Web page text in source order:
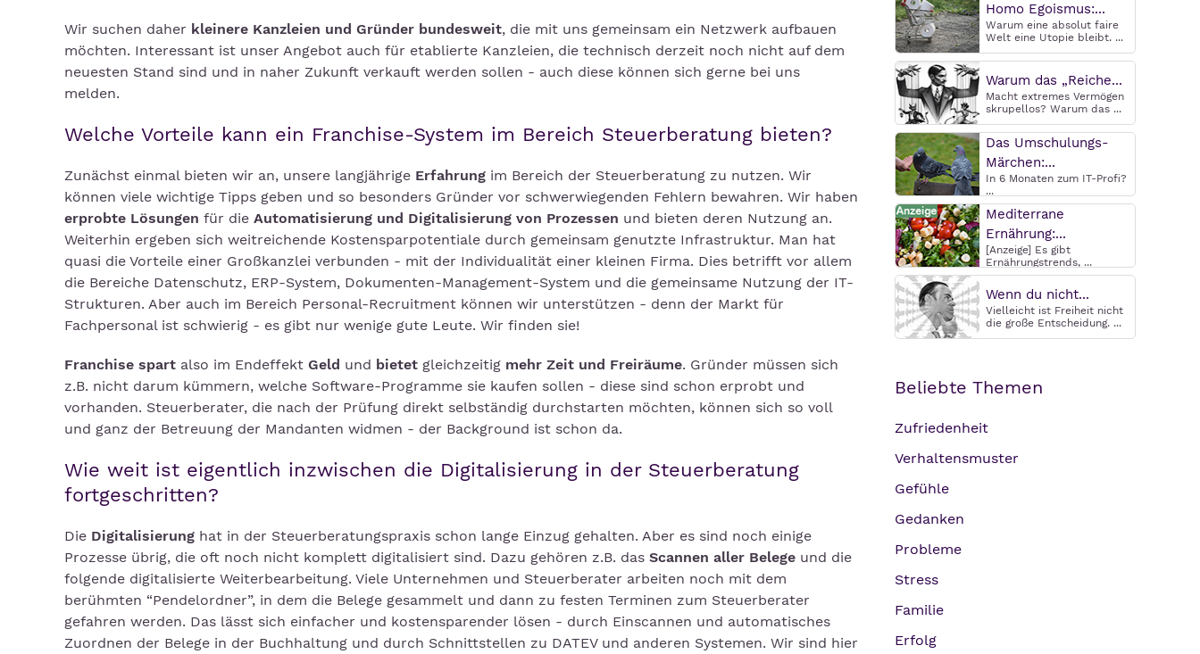
Wir suchen daher kleinere Kanzleien und Gründer bundesweit, die mit uns gemeinsam ein Netzwerk aufbauen
möchten. Interessant ist unser Angebot auch für etablierte Kanzleien, die technisch derzeit noch nicht auf dem
neuesten Stand sind und in naher Zukunft verkauft werden sollen - auch diese können sich gerne bei uns
melden.
Welche Vorteile kann ein Franchise-System im Bereich Steuerberatung bieten?
Zunächst einmal bieten wir an, unsere langjährige Erfahrung im Bereich der Steuerberatung zu nutzen. Wir
können viele wichtige Tipps geben und so besonders Gründer vor schwerwiegenden Fehlern bewahren. Wir haben
erprobte Lösungen für die Automatisierung und Digitalisierung von Prozessen und bieten deren Nutzung an.
Weiterhin ergeben sich weitreichende Kostensparpotentiale durch gemeinsam genutzte Infrastruktur. Man hat
quasi die Vorteile einer Großkanzlei verbunden - mit der Individualität einer kleinen Firma. Dies betrifft vor allem
die Bereiche Datenschutz, ERP-System, Dokumenten-Management-System und die gemeinsame Nutzung der IT-
Strukturen. Aber auch im Bereich Personal-Recruitment können wir unterstützen - denn der Markt für
Fachpersonal ist schwierig - es gibt nur wenige gute Leute. Wir finden sie!
Franchise spart also im Endeffekt Geld und bietet gleichzeitig mehr Zeit und Freiräume. Gründer müssen sich
z.B. nicht darum kümmern, welche Software-Programme sie kaufen sollen - diese sind schon erprobt und
vorhanden. Steuerberater, die nach der Prüfung direkt selbständig durchstarten möchten, können sich so voll
und ganz der Betreuung der Mandanten widmen - der Background ist schon da.
Wie weit ist eigentlich inzwischen die Digitalisierung in der Steuerberatung
fortgeschritten?
Die Digitalisierung hat in der Steuerberatungspraxis schon lange Einzug gehalten. Aber es sind noch einige
Prozesse übrig, die oft noch nicht komplett digitalisiert sind. Dazu gehören z.B. das Scannen aller Belege und die
folgende digitalisierte Weiterbearbeitung. Viele Unternehmen und Steuerberater arbeiten noch mit dem
berühmten “Pendelordner”, in dem die Belege gesammelt und dann zu festen Terminen zum Steuerberater
gefahren werden. Das lässt sich einfacher und kostensparender lösen - durch Einscannen und automatisches
Zuordnen der Belege in der Buchhaltung und durch Schnittstellen zu DATEV und anderen Systemen. Wir sind hier
Homo Egoismus:...
Warum eine absolut faire
Welt eine Utopie bleibt. ...
Warum das „Reiche...
Macht extremes Vermögen
skrupellos? Warum das ...
Das Umschulungs-
Märchen:...
In 6 Monaten zum IT-Profi?
...
Mediterrane
Ernährung:...
[Anzeige] Es gibt
Ernährungstrends, ...
Wenn du nicht...
Vielleicht ist Freiheit nicht
die große Entscheidung. ...
Beliebte Themen
Zufriedenheit
Verhaltensmuster
Gefühle
Gedanken
Probleme
Stress
Familie
Erfolg